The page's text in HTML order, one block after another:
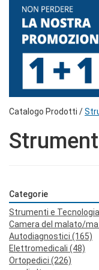
Catalogo Prodotti /
Categorie
Strumenti e Tecnologia
Camera del malato/
Autodiagnostici (165)
Elettromedicali (48)
Ortopedici (226)